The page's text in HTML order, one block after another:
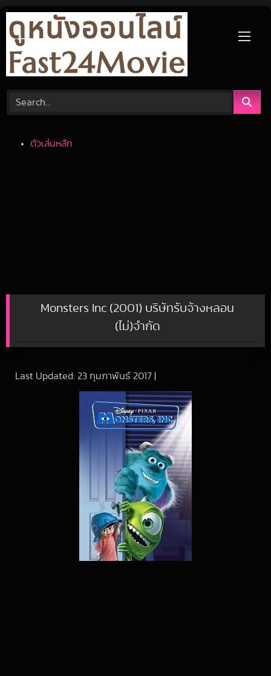
Skip
content
ตัวเล่นหลัก
Monsters Inc (2001) บริษัทรับจ้างหลอน
(ไม่)จำกัด
Last Updated: 23 กุมภาพันธ์ 2017